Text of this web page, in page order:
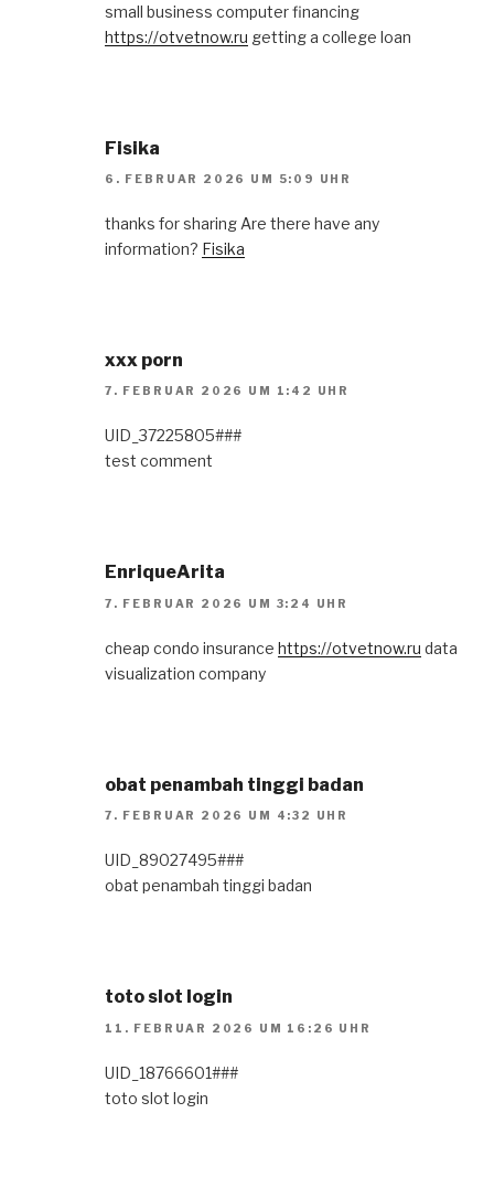
small business computer financing
https://otvetnow.ru getting a college loan
Fisika
6. FEBRUAR 2026 UM 5:09 UHR
thanks for sharing Are there have any
information? Fisika
xxx porn
7. FEBRUAR 2026 UM 1:42 UHR
UID_37225805###
test comment
EnriqueArita
7. FEBRUAR 2026 UM 3:24 UHR
cheap condo insurance https://otvetnow.ru data
visualization company
obat penambah tinggi badan
7. FEBRUAR 2026 UM 4:32 UHR
UID_89027495###
obat penambah tinggi badan
toto slot login
11. FEBRUAR 2026 UM 16:26 UHR
UID_18766601###
toto slot login